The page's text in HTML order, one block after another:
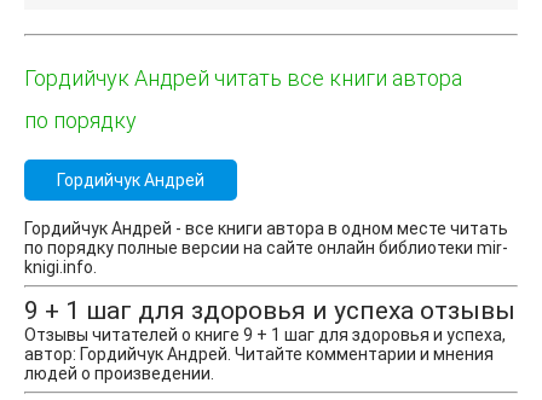
Гордийчук Андрей читать все книги автора
по порядку
Гордийчук Андрей
Гордийчук Андрей - все книги автора в одном месте читать
по порядку полные версии на сайте онлайн библиотеки mir-
knigi.info.
9 + 1 шаг для здоровья и успеха отзывы
Отзывы читателей о книге 9 + 1 шаг для здоровья и успеха,
автор: Гордийчук Андрей. Читайте комментарии и мнения
людей о произведении.